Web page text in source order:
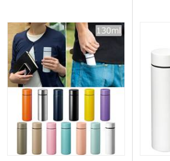
利。スポーツを楽しんだあとの水分補給
や、レジャーやアウトドアに気軽に連れ
ていってください。
クリアブラック、レッド、ブルーにあえ
て同色系の印刷をすると、目立ちすぎな
いおしゃれな仕上がりになります。イラ
ストやロゴをかっこよく印刷したい方に
オススメのボトルです。デザインについ
て、是非お気軽にご相談ください。
っかり
が可能
お弁当
ズで、
イテム